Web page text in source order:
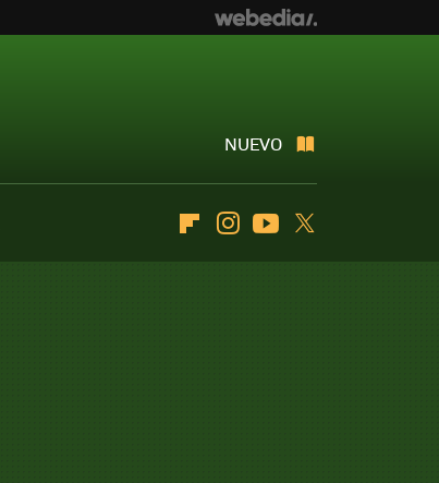
NUEVO
FlipboardInstagramYoutube